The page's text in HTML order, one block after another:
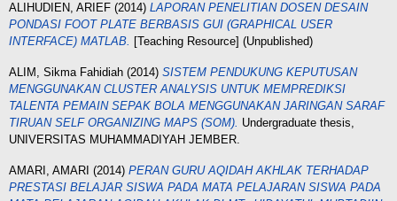
ALIHUDIEN, ARIEF (2014) LAPORAN PENELITIAN DOSEN DESAIN
PONDASI FOOT PLATE BERBASIS GUI (GRAPHICAL USER
INTERFACE) MATLAB. [Teaching Resource] (Unpublished)
ALIM, Sikma Fahidiah (2014) SISTEM PENDUKUNG KEPUTUSAN
MENGGUNAKAN CLUSTER ANALYSIS UNTUK MEMPREDIKSI
TALENTA PEMAIN SEPAK BOLA MENGGUNAKAN JARINGAN SARAF
TIRUAN SELF ORGANIZING MAPS (SOM). Undergraduate thesis,
UNIVERSITAS MUHAMMADIYAH JEMBER.
AMARI, AMARI (2014) PERAN GURU AQIDAH AKHLAK TERHADAP
PRESTASI BELAJAR SISWA PADA MATA PELAJARAN SISWA PADA